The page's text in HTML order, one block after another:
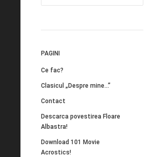
PAGINI
Ce fac?
Clasicul „Despre mine…”
Contact
Descarca povestirea Floare
Albastra!
Download 101 Movie
Acrostics!